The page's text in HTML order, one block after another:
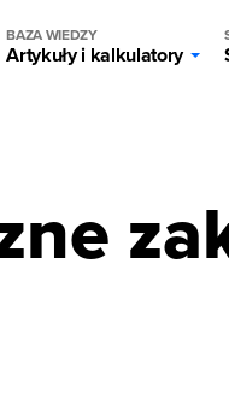
BAZA WIEDZY
Artykuły i kalkulatory